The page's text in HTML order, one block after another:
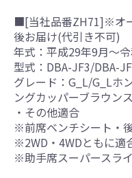
■[当社品番ZH71]※オ
後お届け(代引き不可)
年式：平成29年9月～
型式：DBA-JF3/DBA-
グレード：G_L/G_Lホ
ングカッパーブラウン
・その他適合
※前席ベンチシート・
※2WD・4WDともに適
※助手席スーパースラ